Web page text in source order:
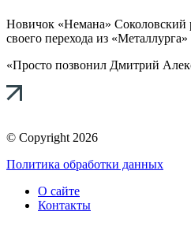
Новичок «Немана» Соколовский
своего перехода из «Металлурга»
«Просто позвонил Дмитрий
© Copyright 2026
Политика обработки данных
О сайте
Контакты